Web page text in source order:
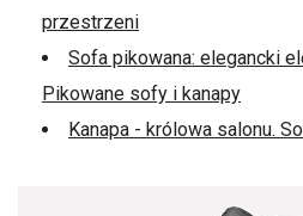
przestrzeni
Sofa pikowana: elegancki
Pikowane sofy i kanapy
Kanapa - królowa salonu.